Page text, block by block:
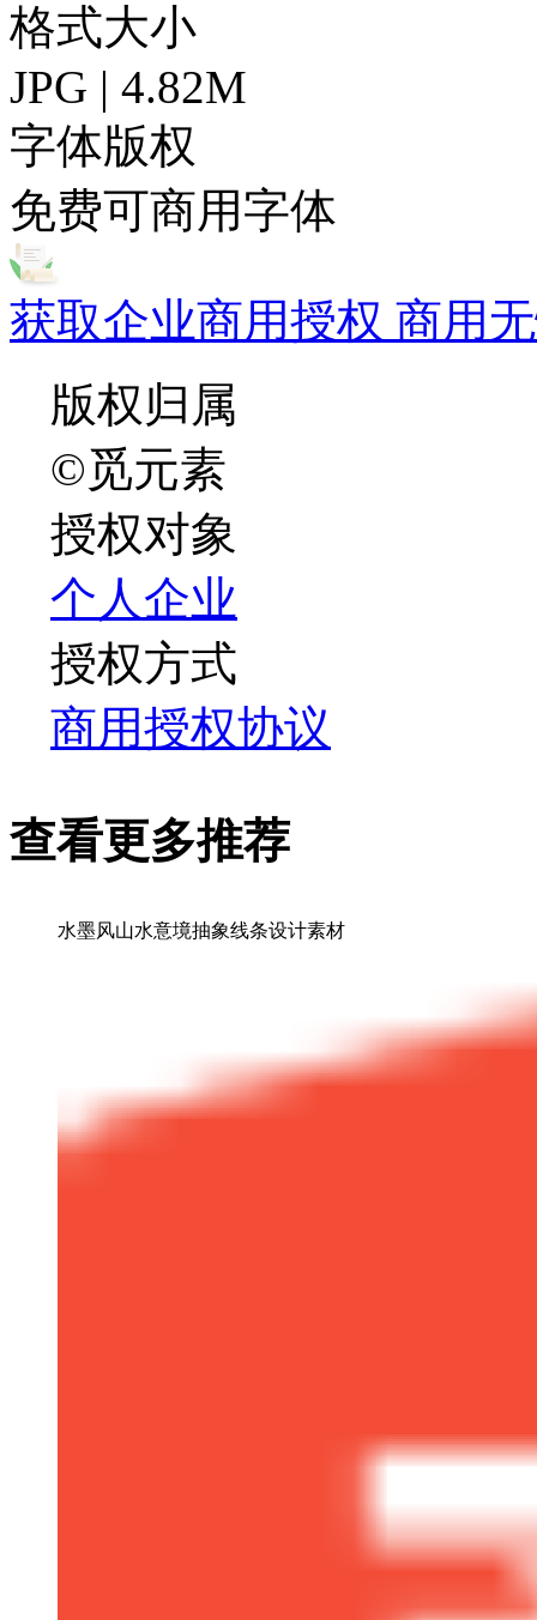
格式大小
JPG | 4.82M
字体版权
免费可商用字体
获取企业商用授权 商用
版权归属
©觅元素
授权对象
个人企业
授权方式
商用授权协议
查看更多推荐
水墨风山水意境抽象线条设计素材